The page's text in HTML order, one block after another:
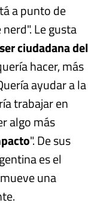
a punto de
Le gusta
ciudadana del
hacer, más
ayudar a la
trabajar en
algo más
". De sus
es el
una